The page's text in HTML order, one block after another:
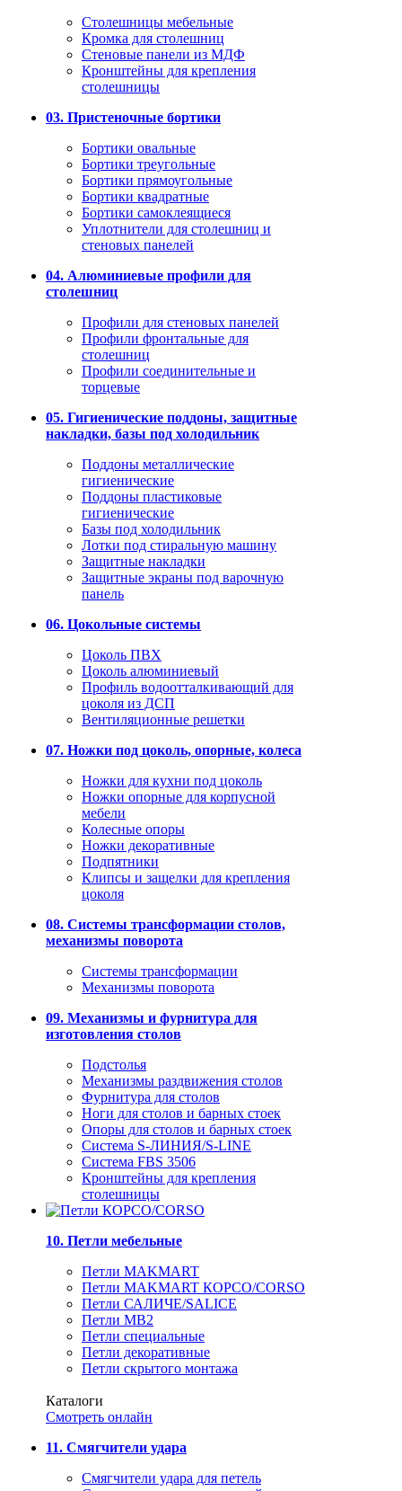
Столешницы мебельные
Кромка для столешниц
Стеновые панели из МДФ
Кронштейны для крепления
столешницы
03. Пристеночные бортики
Бортики овальные
Бортики треугольные
Бортики прямоугольные
Бортики квадратные
Бортики самоклеящиеся
Уплотнители для столешниц и
стеновых панелей
04. Алюминиевые профили для
столешниц
Профили для стеновых панелей
Профили фронтальные для
столешниц
Профили соединительные и
торцевые
05. Гигиенические поддоны, защитные
накладки, базы под холодильник
Поддоны металлические
гигиенические
Поддоны пластиковые
гигиенические
Базы под холодильник
Лотки под стиральную машину
Защитные накладки
Защитные экраны под варочную
панель
06. Цокольные системы
Цоколь ПВХ
Цоколь алюминиевый
Профиль водоотталкивающий для
цоколя из ДСП
Вентиляционные решетки
07. Ножки под цоколь, опорные, колеса
Ножки для кухни под цоколь
Ножки опорные для корпусной
мебели
Колесные опоры
Ножки декоративные
Подпятники
Клипсы и защелки для крепления
цоколя
08. Системы трансформации столов,
механизмы поворота
Системы трансформации
Механизмы поворота
09. Механизмы и фурнитура для
изготовления столов
Подстолья
Механизмы раздвижения столов
Фурнитура для столов
Ноги для столов и барных стоек
Опоры для столов и барных стоек
Система S-ЛИНИЯ/S-LINE
Система FBS 3506
Кронштейны для крепления
столешницы
10. Петли мебельные
Петли MAKMART
Петли MAKMART КОРСО/CORSO
Петли САЛИЧЕ/SALICE
Петли MB2
Петли специальные
Петли декоративные
Петли скрытого монтажа
Каталоги
Смотреть онлайн
11. Смягчители удара
Смягчители удара для петель